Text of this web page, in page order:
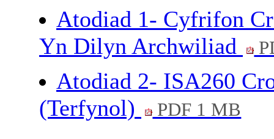
Atodiad 1- Cyfrifon
Yn Dilyn Archwiliad
Atodiad 2- ISA260
(Terfynol)
PDF 1 MB